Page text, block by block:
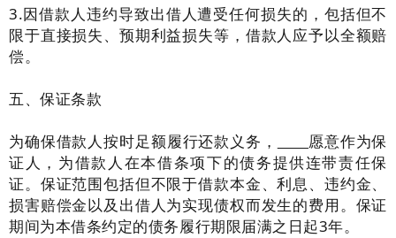
3.因借款人违约导致出借人遭受任何损失的，包括但不
限于直接损失、预期利益损失等，借款人应予以全额赔
偿。
五、保证条款
为确保借款人按时足额履行还款义务，
愿意作为保
证人，为借款人在本借条项下的债务提供连带责任保
证。保证范围包括但不限于借款本金、利息、违约金、
损害赔偿金以及出借人为实现债权而发生的费用。保证
期间为本借条约定的债务履行期限届满之日起3年。